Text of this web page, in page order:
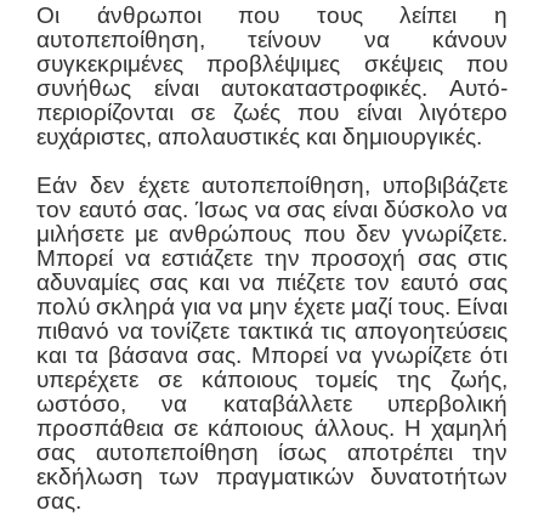
Οι άνθρωποι που τους λείπει η
αυτοπεποίθηση, τείνουν να κάνουν
συγκεκριμένες προβλέψιμες σκέψεις που
συνήθως είναι αυτοκαταστροφικές. Αυτό-
περιορίζονται σε ζωές που είναι λιγότερο
ευχάριστες, απολαυστικές και δημιουργικές.
Εάν δεν έχετε αυτοπεποίθηση, υποβιβάζετε
τον εαυτό σας. Ίσως να σας είναι δύσκολο να
μιλήσετε με ανθρώπους που δεν γνωρίζετε.
Μπορεί να εστιάζετε την προσοχή σας στις
αδυναμίες σας και να πιέζετε τον εαυτό σας
πολύ σκληρά για να μην έχετε μαζί τους. Είναι
πιθανό να τονίζετε τακτικά τις απογοητεύσεις
και τα βάσανα σας. Μπορεί να γνωρίζετε ότι
υπερέχετε σε κάποιους τομείς της ζωής,
ωστόσο, να καταβάλλετε υπερβολική
προσπάθεια σε κάποιους άλλους. Η χαμηλή
σας αυτοπεποίθηση ίσως αποτρέπει την
εκδήλωση των πραγματικών δυνατοτήτων
σας.